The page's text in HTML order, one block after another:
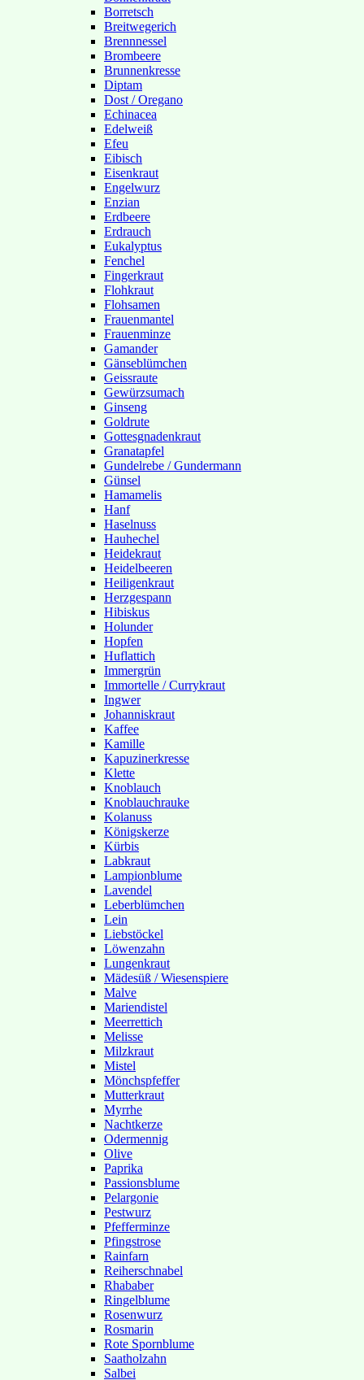
Borretsch
Breitwegerich
Brennnessel
Brombeere
Brunnenkresse
Diptam
Dost / Oregano
Echinacea
Edelweiß
Efeu
Eibisch
Eisenkraut
Engelwurz
Enzian
Erdbeere
Erdrauch
Eukalyptus
Fenchel
Fingerkraut
Flohkraut
Flohsamen
Frauenmantel
Frauenminze
Gamander
Gänseblümchen
Geissraute
Gewürzsumach
Ginseng
Goldrute
Gottesgnadenkraut
Granatapfel
Gundelrebe / Gundermann
Günsel
Hamamelis
Hanf
Haselnuss
Hauhechel
Heidekraut
Heidelbeeren
Heiligenkraut
Herzgespann
Hibiskus
Holunder
Hopfen
Huflattich
Immergrün
Immortelle / Currykraut
Ingwer
Johanniskraut
Kaffee
Kamille
Kapuzinerkresse
Klette
Knoblauch
Knoblauchrauke
Kolanuss
Königskerze
Kürbis
Labkraut
Lampionblume
Lavendel
Leberblümchen
Lein
Liebstöckel
Löwenzahn
Lungenkraut
Mädesüß / Wiesenspiere
Malve
Mariendistel
Meerrettich
Melisse
Milzkraut
Mistel
Mönchspfeffer
Mutterkraut
Myrrhe
Nachtkerze
Odermennig
Olive
Paprika
Passionsblume
Pelargonie
Pestwurz
Pfefferminze
Pfingstrose
Rainfarn
Reiherschnabel
Rhababer
Ringelblume
Rosenwurz
Rosmarin
Rote Spornblume
Saatholzahn
Salbei